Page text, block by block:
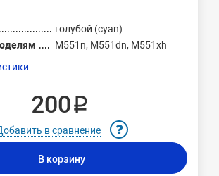
голубой (cyan)
M551n, M551dn, M551xh
200 ₽
в сравнение
В корзину